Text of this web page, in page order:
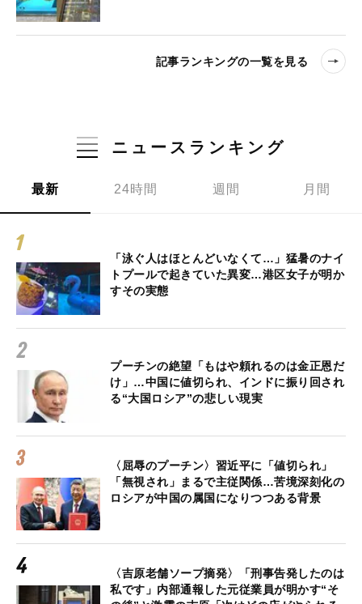
記事ランキングの一覧を見る
ニュースランキング
最新 24時間 週間 月間
「泳ぐ人はほとんどいなくて…」猛暑のナイ
トプールで起きていた異変…港区女子が明か
すその実態
プーチンの絶望「もはや頼れるのは金正恩だ
け」…中国に値切られ、インドに振り回され
る“大国ロシア”の悲しい現実
〈屈辱のプーチン〉習近平に「値切られ」
「無視され」まるで主従関係…苦境深刻化の
ロシアが中国の属国になりつつある背景
〈吉原老舗ソープ摘発〉「刑事告発したのは
私です」内部通報した元従業員が明かす“そ